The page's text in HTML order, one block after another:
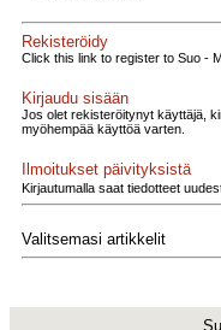
Rekisteröidy
Click this link to register to Suo -
Kirjaudu sisään
Jos olet rekisteröitynyt käyttäjä,
myöhempää käyttöä varten.
Ilmoitukset päivityksistä
Kirjautumalla saat tiedotteet
Valitsemasi artikkelit